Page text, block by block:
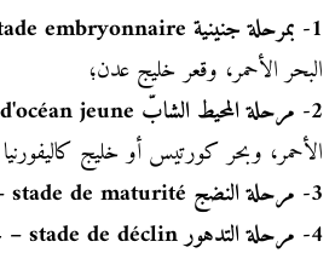
1- بمرحلة جنينية stade embryonnaire –
البحر الأحمر، وقعر خليج عدن؛
2- مرحلة المحيط الشابّ stade d'océan jeune –
الأحمر، وبحر كورتيس أو خليج
3- مرحلة النضج stade de maturité –
4- مرحلة التدهور stade de déclin –